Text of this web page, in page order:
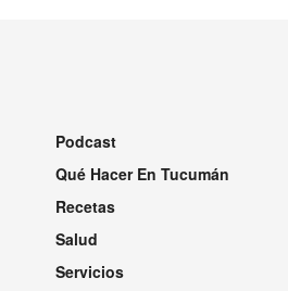
Podcast
Qué Hacer En Tucumán
Recetas
Salud
Servicios